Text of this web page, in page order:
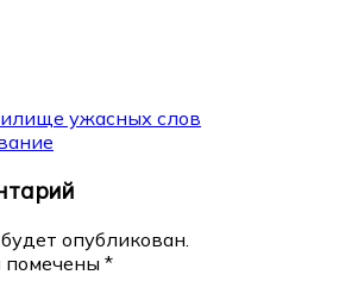
ужасных слов
опубликован.
помечены *